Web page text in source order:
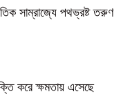
সাম্রাজ্যে পথভ্রষ্ট তরুণ
করে ক্ষমতায় এসেছে